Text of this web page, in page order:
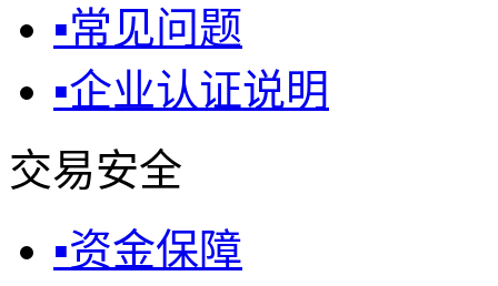
▪常见问题
▪企业认证说明
交易安全
▪资金保障